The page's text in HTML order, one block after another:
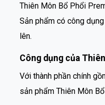
Thiên Môn Bổ Phổi
Sản phẩm có công
lên.
Công dụng của
Với thành phần chính
sản phẩm Thiên Môn